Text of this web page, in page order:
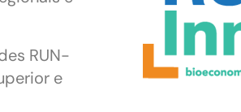
RUN-
e